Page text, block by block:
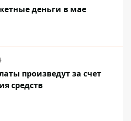
деньги в мае
произведут за счет
средств